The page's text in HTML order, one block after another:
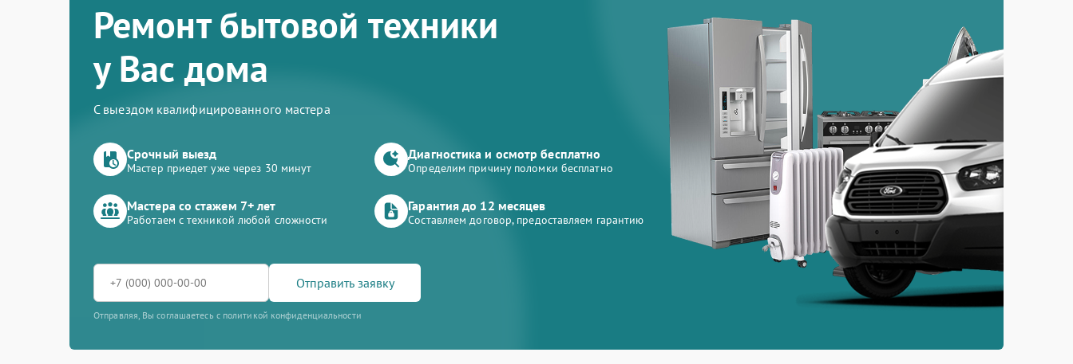
Ремонт бытовой техники
у Вас дома
С выездом квалифицированного мастера
Срочный выезд
Мастер приедет уже через 30 минут
Диагностика и осмотр бесплатно
Определим причину поломки бесплатно
Мастера со стажем 7+ лет
Работаем с техникой любой сложности
Гарантия до 12 месяцев
Составляем договор, предоставляем гарантию
Отправить заявку
Отправляя, Вы соглашаетесь с политикой конфиденциальности